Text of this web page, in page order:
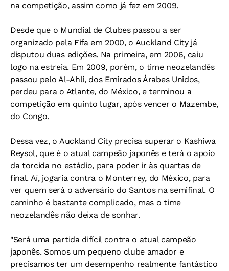
na competição, assim como já fez em 2009.
Desde que o Mundial de Clubes passou a ser
organizado pela Fifa em 2000, o Auckland City já
disputou duas edições. Na primeira, em 2006, caiu
logo na estreia. Em 2009, porém, o time neozelandês
passou pelo Al-Ahli, dos Emirados Árabes Unidos,
perdeu para o Atlante, do México, e terminou a
competição em quinto lugar, após vencer o Mazembe,
do Congo.
Dessa vez, o Auckland City precisa superar o Kashiwa
Reysol, que é o atual campeão japonês e terá o apoio
da torcida no estádio, para poder ir às quartas de
final. Aí, jogaria contra o Monterrey, do México, para
ver quem será o adversário do Santos na semifinal. O
caminho é bastante complicado, mas o time
neozelandês não deixa de sonhar.
"Será uma partida difícil contra o atual campeão
japonês. Somos um pequeno clube amador e
precisamos ter um desempenho realmente fantástico